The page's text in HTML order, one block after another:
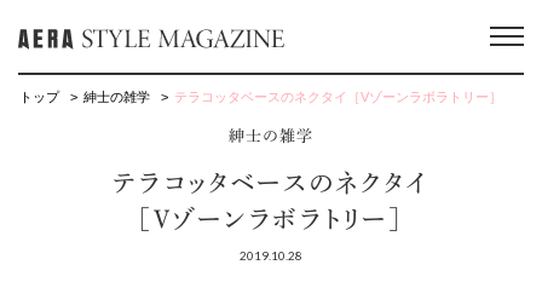
トップ 紳士の雑学 テラコッタベースのネクタイ［Vゾーンラボラトリー］
紳士の雑学
テラコッタベースのネクタイ
［Vゾーンラボラトリー］
2019.10.28